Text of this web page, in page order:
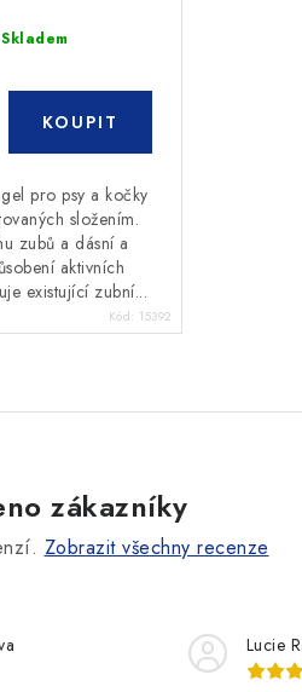
Skladem
pro psy a kočky
složením.
zubů a dásní a
aktivních
existující zubní...
Kód: 15392
zákazníky
Zobrazit všechny recenze
Lucie